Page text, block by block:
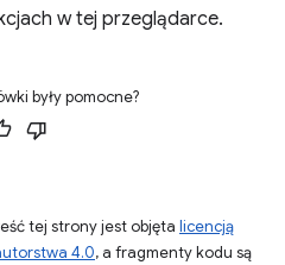
w tej przeglądarce.
były pomocne?
tej strony jest objęta licencją
4.0, a fragmenty kodu są